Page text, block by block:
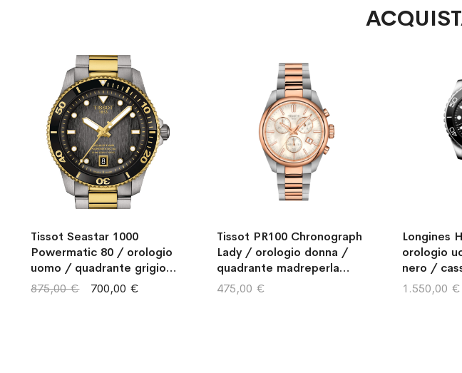
Tissot Seastar 1000
Powermatic 80 / orologio
uomo / quadrante grigio
sfumato / cassa e
bracciale acciaio e PVD
700,00 €
875,00 €
Tissot PR100 Chronograph
Lady / orologio donna /
quadrante madreperla
bianca / cassa e bracciale
acciaio e PVD rosato
475,00 €
Longines
orologio
nero /
acciaio
1.550,00 €